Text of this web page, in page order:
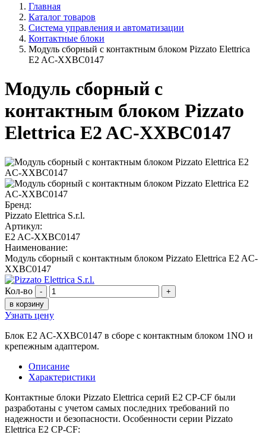
Главная
Каталог товаров
Система управления и автоматизации
Контактные блоки
Модуль сборный с контактным блоком Pizzato Elettrica
E2 AC-XXBC0147
Модуль сборный с
контактным блоком Pizzato
Elettrica E2 AC-XXBC0147
Бренд:
Pizzato Elettrica S.r.l.
Артикул:
E2 AC-XXBC0147
Наименование:
Модуль сборный с контактным блоком Pizzato Elettrica E2 AC-
XXBC0147
Кол-во -
+
в корзину
Узнать цену
Блок E2 AC-XXBC0147 в сборе с контактным блоком 1NO и
крепежным адаптером.
Описание
Характеристики
Контактные блоки Pizzato Elettrica серий E2 CP-CF были
разработаны с учетом самых последних требований по
надежности и безопасности. Особенности серии Pizzato
Elettrica E2 CP-CF: